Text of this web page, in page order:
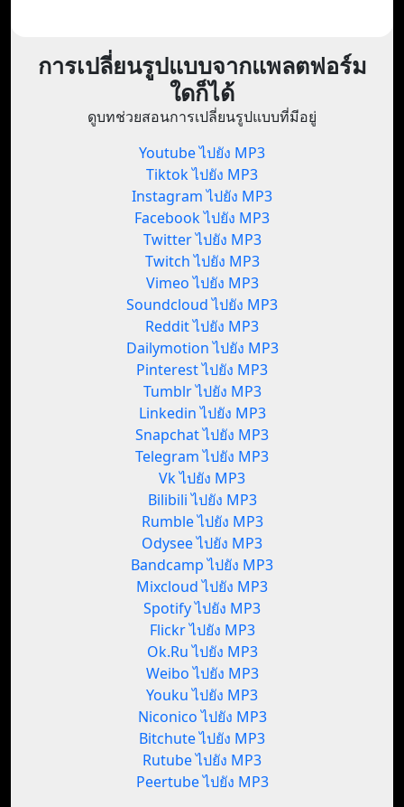
การเปลี่ยนรูปแบบจากแพลตฟอร์ม
ใดก็ได้
ดูบทช่วยสอนการเปลี่ยนรูปแบบที่มีอยู่
Youtube ไปยัง MP3
Tiktok ไปยัง MP3
Instagram ไปยัง MP3
Facebook ไปยัง MP3
Twitter ไปยัง MP3
Twitch ไปยัง MP3
Vimeo ไปยัง MP3
Soundcloud ไปยัง MP3
Reddit ไปยัง MP3
Dailymotion ไปยัง MP3
Pinterest ไปยัง MP3
Tumblr ไปยัง MP3
Linkedin ไปยัง MP3
Snapchat ไปยัง MP3
Telegram ไปยัง MP3
Vk ไปยัง MP3
Bilibili ไปยัง MP3
Rumble ไปยัง MP3
Odysee ไปยัง MP3
Bandcamp ไปยัง MP3
Mixcloud ไปยัง MP3
Spotify ไปยัง MP3
Flickr ไปยัง MP3
Ok.Ru ไปยัง MP3
Weibo ไปยัง MP3
Youku ไปยัง MP3
Niconico ไปยัง MP3
Bitchute ไปยัง MP3
Rutube ไปยัง MP3
Peertube ไปยัง MP3